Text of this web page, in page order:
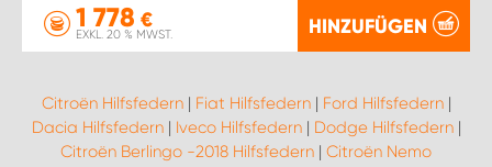
1 778 €
EXKL. 20 % MWST. HINZUFÜGEN
Citroën Hilfsfedern| Fiat Hilfsfedern| Ford Hilfsfedern|
Dacia Hilfsfedern| Iveco Hilfsfedern| Dodge Hilfsfedern|
Citroën Berlingo -2018 Hilfsfedern | Citroën Nemo